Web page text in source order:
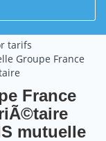
tarifs
Groupe France
France
mutuelle